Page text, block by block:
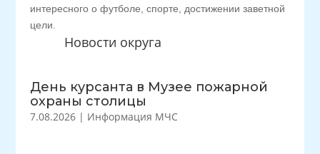
Новости округа
День курсанта в Музее пожарной
охраны столицы
7.08.2026 | Информация МЧС
интересного о футболе, спорте, достижении заветной
цели.